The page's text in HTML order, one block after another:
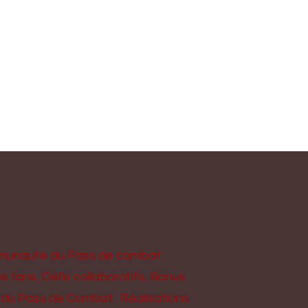
du Pass de combat :
fans, Défis collaboratifs, Bonus
Pass de Combat : Réalisations